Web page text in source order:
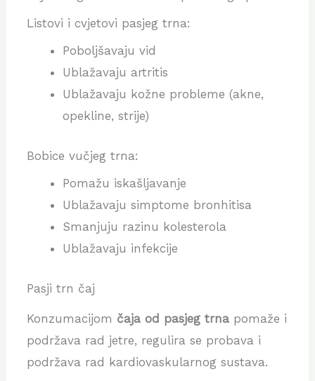
Listovi i cvjetovi pasjeg trna:
Poboljšavaju vid
Ublažavaju artritis
Ublažavaju kožne probleme (akne,
opekline, strije)
Bobice vučjeg trna:
Pomažu iskašljavanje
Ublažavaju simptome bronhitisa
Smanjuju razinu kolesterola
Ublažavaju infekcije
Pasji trn čaj
Konzumacijom čaja od pasjeg trnapomaže i
podržava rad jetre, regulira se probava i
podržava rad kardiovaskularnog sustava.